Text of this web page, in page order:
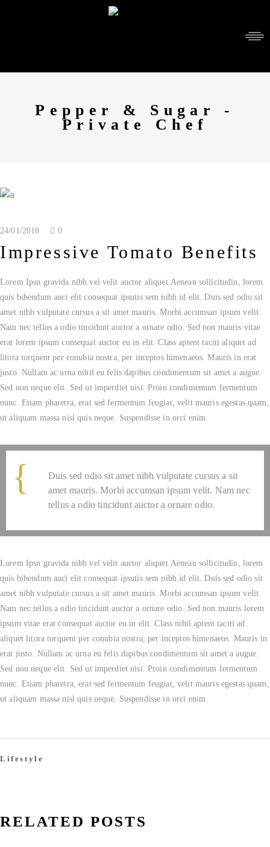
Pepper & Sugar -
Private Chef
24/01/2018 0
Impressive Tomato Benefits
Lorem Ipsn gravida nibh vel velit auctor aliquet.Aenean sollicitudin, lorem
quis bibendum auci elit consequat ipsutis sem nibh id elit. Duis sed odio sit
amet nibh vulputate cursus a sit amet mauris. Morbi accumsan ipsum velit.
Nam nec tellus a odio tincidunt auctor a ornare odio. Sed non mauris vitae
erat lorem ipsum consequat auctor eu in elit. Class aptent taciti aliquet ad
litora torquent per conubia nostra, per inceptos himenaeos. Mauris in erat
justo. Nullam ac urna nihil eu felis dapibus condimentum sit amet a augue.
Sed non neque elit. Sed ut imperdiet nisi. Proin condimentum fermentum
nunc. Etiam pharetra, erat sed fermentum feugiat, velit mauris egestas quam,
ut aliquam massa nisl quis neque. Suspendisse in orci enim.
Duis sed odio sit amet nibh vulputate cursus a sit
amet mauris. Morbi accumsan ipsum velit. Nam nec
tellus a odio tincidunt auctor a ornare odio.
Lorem Ipsn gravida nibh vel velit auctor aliquet.Aenean sollicitudin, lorem
quis bibendum auci elit consequat ipsutis sem nibh id elit. Duis sed odio sit
amet nibh vulputate cursus a sit amet mauris. Morbi accumsan ipsum velit.
Nam nec tellus a odio tincidunt auctor a ornare odio. Sed non mauris lorem
ipsum vitae erat consequat auctor eu in elit. Class nihil aptent taciti ad
aliquet litora torquent per conubia nostra, per inceptos himenaeos. Mauris in
erat justo. Nullam ac urna eu felis dapibus condimentum sit amet a augue.
Sed non neque elit. Sed ut imperdiet nisi. Proin condimentum fermentum
nunc. Etiam pharetra, erat sed fermentum feugiat, velit mauris egestas quam,
ut aliquam massa nisl quis neque. Suspendisse in orci enim.
Lifestyle
RELATED POSTS